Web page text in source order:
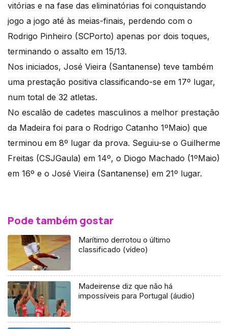
vitórias e na fase das eliminatórias foi conquistando
jogo a jogo até às meias-finais, perdendo com o
Rodrigo Pinheiro (SCPorto) apenas por dois toques,
terminando o assalto em 15/13.
Nos iniciados, José Vieira (Santanense) teve também
uma prestação positiva classificando-se em 17º lugar,
num total de 32 atletas.
No escalão de cadetes masculinos a melhor prestação
da Madeira foi para o Rodrigo Catanho 1ºMaio) que
terminou em 8º lugar da prova. Seguiu-se o Guilherme
Freitas (CSJGaula) em 14º, o Diogo Machado (1ºMaio)
em 16º e o José Vieira (Santanense) em 21º lugar.
Pode também gostar
Marítimo derrotou o último
classificado (vídeo)
Madeirense diz que não há
impossíveis para Portugal (áudio)